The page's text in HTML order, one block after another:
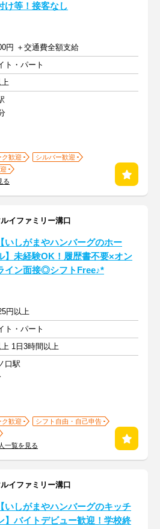
け等！接客なし
円 ＋交通費全額支給
ト・パート
ク歓迎
シルバー歓迎
る
イファミリー溝口
【いしがまやハンバーグのホー
】未経験OK！履歴書不要×オン
イン面接◎シフトFree♪*
円以上
ト・パート
1日3時間以上
口駅
ク歓迎
シフト自由・自己申告
一覧を見る
イファミリー溝口
【いしがまやハンバーグのキッチ
】バイトデビュー歓迎！学校終